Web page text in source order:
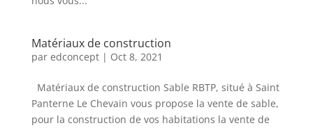
Matériaux de construction
par edconcept| Oct 8, 2021
Matériaux de construction Sable RBTP, situé à Saint
Panterne Le Chevain vous propose la vente de sable,
pour la construction de vos habitations la vente de